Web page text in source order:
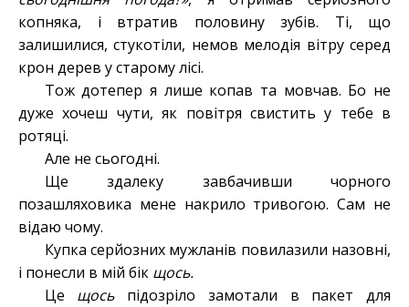
копняка, і втратив половину зубів. Ті, що
залишилися, стукотіли, немов мелодія вітру серед
крон дерев у старому лісі.
Тож дотепер я лише копав та мовчав. Бо не
дуже хочеш чути, як повітря свистить у тебе в
ротяці.
Але не сьогодні.
Ще здалеку завбачивши чорного
позашляховика мене накрило тривогою. Сам не
відаю чому.
Купка серйозних мужланів повилазили назовні,
і понесли в мій бік щось.
Це щосьпідозріло замотали в пакет для